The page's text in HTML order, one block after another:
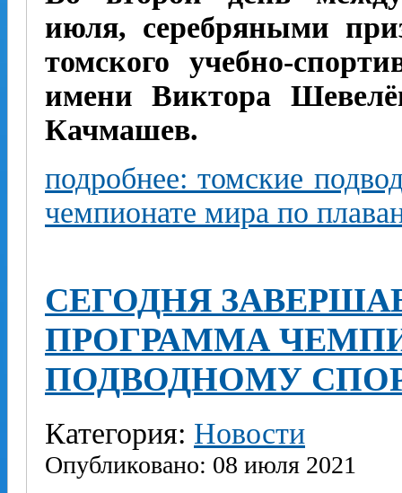
июля, серебряными
томского учебно-
имени Виктора
Качмашев.
подробнее: томские
чемпионате мира по
СЕГОДНЯ
ПРОГРАММА
ПОДВОДНОМУ
Категория: Новости
Опубликовано: 08 июля 2021